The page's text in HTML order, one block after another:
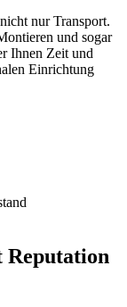
nur Transport.
und sogar
Ihnen Zeit und
Einrichtung